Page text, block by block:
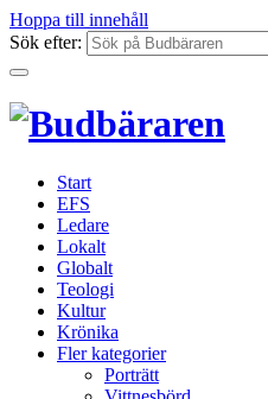
Hoppa till innehåll
Sök efter:
Start
EFS
Ledare
Lokalt
Globalt
Teologi
Kultur
Krönika
Fler kategorier
Porträtt